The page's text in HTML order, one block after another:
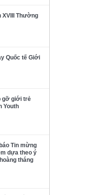
XVIII Thường
Quốc tế Giới
gỡ giới trẻ
Youth
Tin mừng
dựa theo ý
tháng